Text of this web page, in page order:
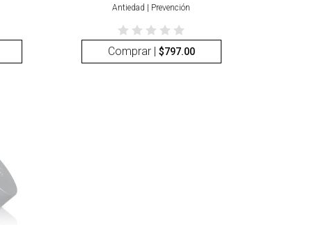
Antiedad | Prevención
Comprar | $797.00